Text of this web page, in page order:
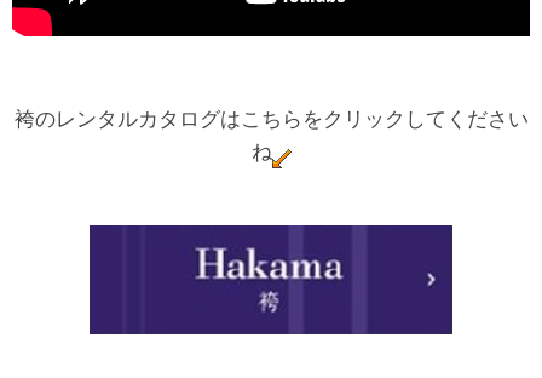
袴のレンタルカタログはこちらをクリックしてください
ね